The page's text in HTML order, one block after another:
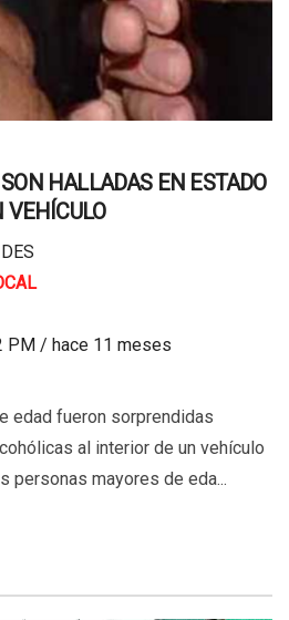
HALLADAS EN ESTADO
VEHÍCULO
PM / hace 11 meses
edad fueron sorprendidas
al interior de un vehículo
personas mayores de eda...